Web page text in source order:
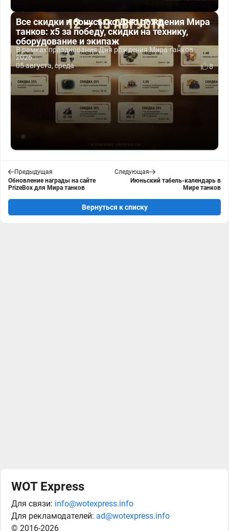
Все скидки и бонусы ко Дню рождения Мира
танков: x5 за победу, скидки на технику,
оборудование и экипаж
В рамках празднования Дня рождения Мира танков
2026...
05 августа, среда
8
Предыдущая
Обновление награды на сайте
PrizeBox для Мира танков
Следующая
Июньский табель-календарь в
Мире танков
Вернуться к списку
WOT Express
Для связи: info@wotexpress.info
Для рекламодателей: ad@wotexpress.info
© 2016-2026